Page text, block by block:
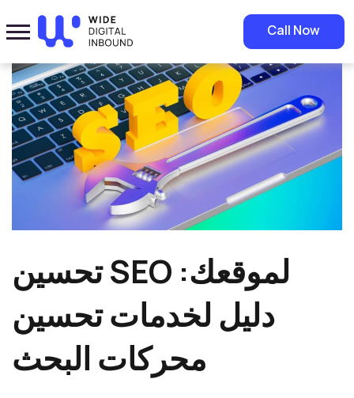
Call Now
Home»Blog » تحسين SEO لموقعك: دليل لخدمات تحسين محركات البحث
تحسين SEO لموقعك:
دليل لخدمات تحسين
محركات البحث